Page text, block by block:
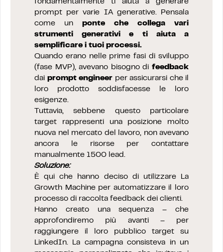
prompt per varie IA generative. Pensala
come un ponte che collega vari
strumenti generativi e ti aiuta a
semplificare i tuoi processi.
Quando erano nelle prime fasi di sviluppo
(fase MVP), avevano bisogno di feedback
dai prompt engineer per assicurarsi che il
loro prodotto soddisfacesse le loro
esigenze.
Tuttavia, sebbene questo particolare
target rappresenti una posizione molto
nuova nel mercato del lavoro, non avevano
ancora le risorse per contattare
manualmente 1500 lead.
Soluzione:
È qui che hanno deciso di utilizzare La
Growth Machine per automatizzare il loro
processo di raccolta feedback dei clienti.
Hanno creato una sequenza – che
approfondiremo più avanti – per
raggiungere il loro pubblico target su
LinkedIn. La campagna consisteva in un